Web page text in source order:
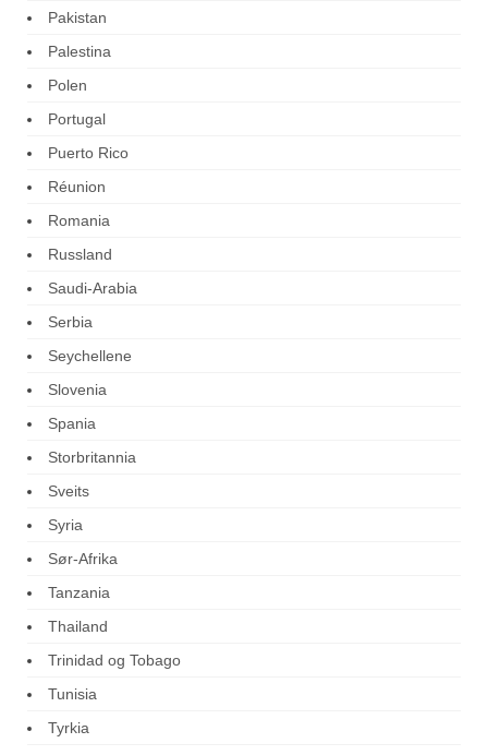
Pakistan
Palestina
Polen
Portugal
Puerto Rico
Réunion
Romania
Russland
Saudi-Arabia
Serbia
Seychellene
Slovenia
Spania
Storbritannia
Sveits
Syria
Sør-Afrika
Tanzania
Thailand
Trinidad og Tobago
Tunisia
Tyrkia